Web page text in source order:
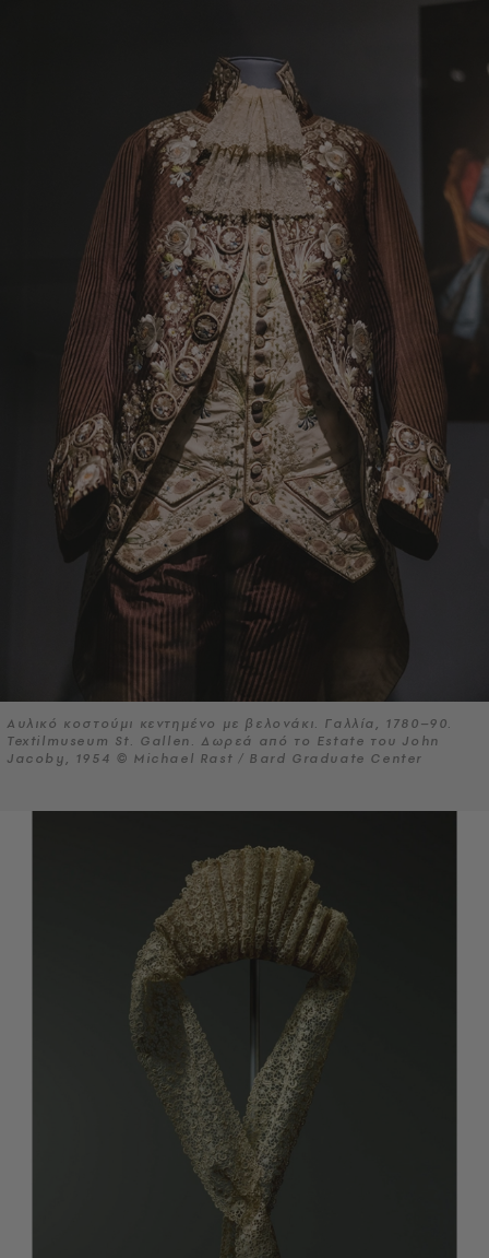
Αυλικό κοστούμι κεντημένο με βελονάκι. Γαλλία, 1780–90.
Textilmuseum St. Gallen. Δωρεά από το Estate του John
Jacoby, 1954 © Michael Rast / Bard Graduate Center